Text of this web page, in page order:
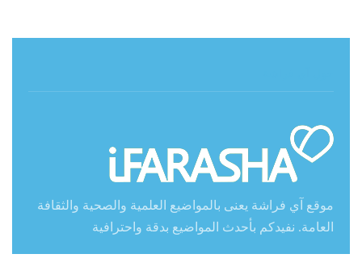
موقع آي فراشة يعنى بالمواضيع العلمية والصحية والثقافة
العامة. نفيدكم بأحدث المواضيع بدقة واحترافية